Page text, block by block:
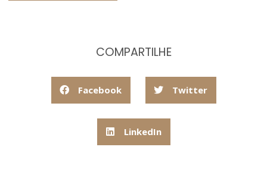
COMPARTILHE
Facebook Twitter
LinkedIn